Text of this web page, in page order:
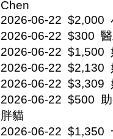
Chen
2026-06-22 $2,000
2026-06-22 $300
2026-06-22 $1,500
2026-06-22 $2,130
2026-06-22 $3,309
2026-06-22 $500
胖貓
2026-06-22 $1,350